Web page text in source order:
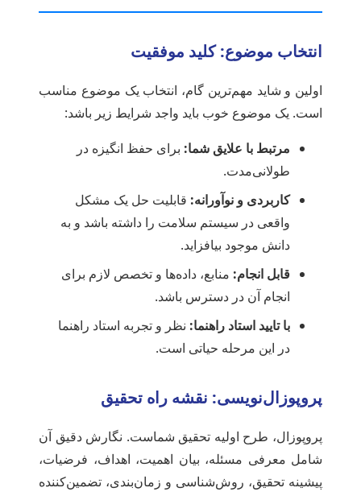
انتخاب موضوع: کلید موفقیت
اولین و شاید مهم‌ترین گام، انتخاب یک موضوع مناسب
است. یک موضوع خوب باید واجد شرایط زیر باشد:
مرتبط با علایق شما: برای حفظ انگیزه در
طولانی‌مدت.
کاربردی و نوآورانه: قابلیت حل یک مشکل
واقعی در سیستم سلامت را داشته باشد و به
دانش موجود بیافزاید.
قابل انجام: منابع، داده‌ها و تخصص لازم برای
انجام آن در دسترس باشد.
با تایید استاد راهنما: نظر و تجربه استاد راهنما
در این مرحله حیاتی است.
پروپوزال‌نویسی: نقشه راه تحقیق
پروپوزال، طرح اولیه تحقیق شماست. نگارش دقیق آن
شامل معرفی مسئله، بیان اهمیت، اهداف، فرضیات،
پیشینه تحقیق، روش‌شناسی و زمان‌بندی، تضمین‌کننده